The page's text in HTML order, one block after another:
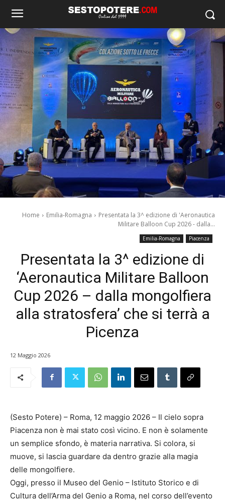
Home Emilia-Romagna
Presentata la 3^ edizione di 'Aeronautica
Militare Balloon Cup 2026 - dalla...
Emilia-Romagna Piacenza
Presentata la 3^ edizione di
‘Aeronautica Militare Balloon
Cup 2026 – dalla mongolfiera
alla stratosfera’ che si terrà a
Picenza
12 Maggio 2026
(Sesto Potere) – Roma, 12 maggio 2026 – Il cielo sopra
Piacenza non è mai stato così vicino. E non è solamente
un semplice sfondo, è materia narrativa. Si colora, si
muove, si lascia guardare da dentro grazie alla magia
delle mongolfiere.
Oggi, presso il Museo del Genio – Istituto Storico e di
Cultura dell’Arma del Genio a Roma, nel corso dell’evento